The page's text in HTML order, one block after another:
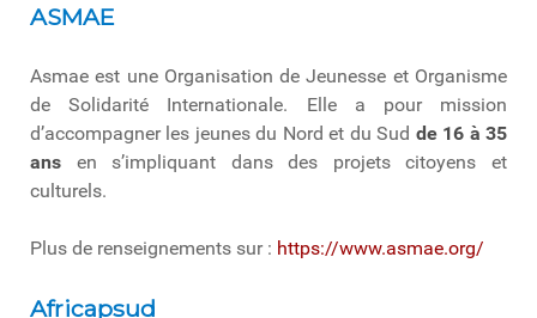
ASMAE
Asmae est une Organisation de Jeunesse et Organisme
de Solidarité Internationale. Elle a pour mission
d’accompagner les jeunes du Nord et du Sud de 16 à 35
ans en s’impliquant dans des projets citoyens et
culturels.
Plus de renseignements sur : https://www.asmae.org/
Africapsud